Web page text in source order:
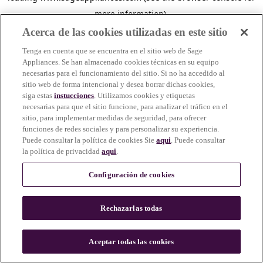
more information).
n
Acerca de las cookies utilizadas en este sitio
Tenga en cuenta que se encuentra en el sitio web de Sage
Appliances. Se han almacenado cookies técnicas en su equipo
necesarias para el funcionamiento del sitio. Si no ha accedido al
sitio web de forma intencional y desea borrar dichas cookies,
siga estasinstucciones. Utilizamos cookies y etiquetas
necesarias para que el sitio funcione, para analizar el tráfico en el
sitio, para implementar medidas de seguridad, para ofrecer
funciones de redes sociales y para personalizar su experiencia.
Puede consultar la política de cookies Sieaqui. Puede consultar
la política de privacidadaqui.
Configuración de cookies
Rechazarlas todas
Aceptar todas las cookies